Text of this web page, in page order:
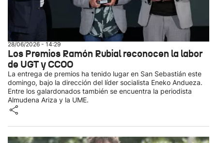
28/06/2026 - 14:29
Los Premios Ramón Rubial reconocen la labor
de UGT y CCOO
La entrega de premios ha tenido lugar en San Sebastián este
domingo, bajo la dirección del líder socialista Eneko Andueza.
Entre los galardonados también se encuentra la periodista
Almudena Ariza y la UME.